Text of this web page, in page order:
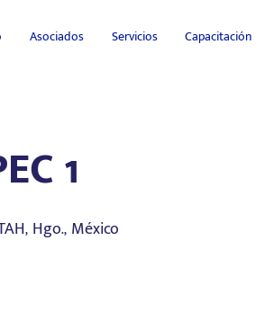
Asociados Servicios Capacitación
1
Hgo., México